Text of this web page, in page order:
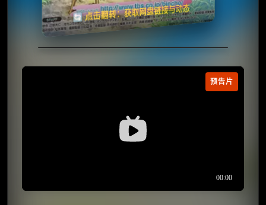
🔄 点击翻转：获取网盘链接与动态
预告片